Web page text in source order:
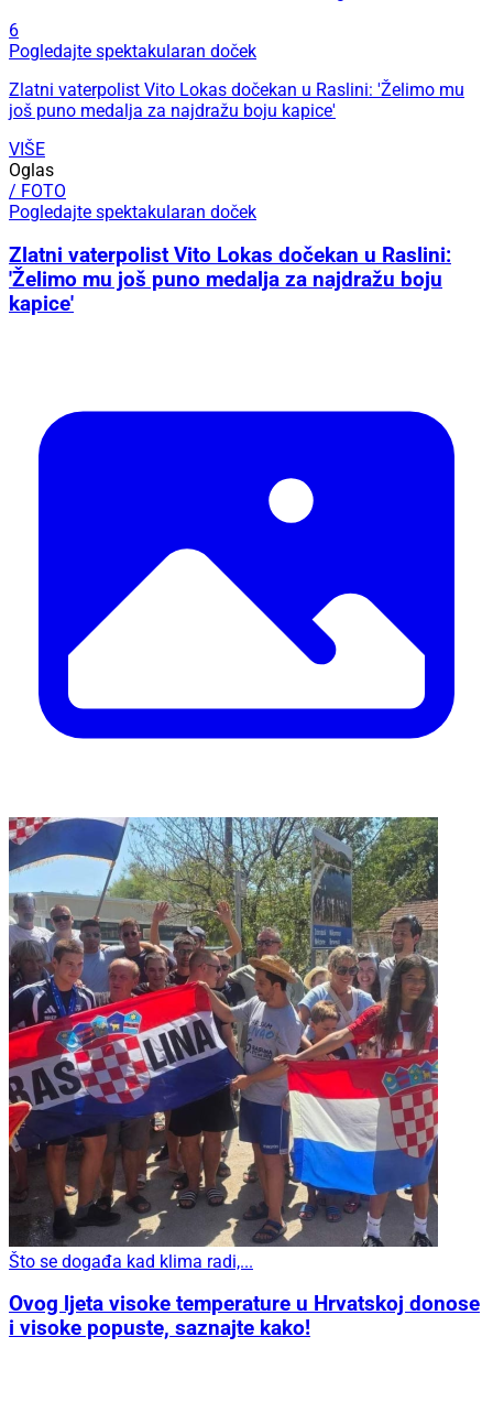
6
Pogledajte spektakularan doček
Zlatni vaterpolist Vito Lokas dočekan u Raslini: 'Želimo mu
još puno medalja za najdražu boju kapice'
VIŠE
Oglas
/ FOTO
Pogledajte spektakularan doček
Zlatni vaterpolist Vito Lokas dočekan u Raslini:
'Želimo mu još puno medalja za najdražu boju
kapice'
Što se događa kad klima radi,...
Ovog ljeta visoke temperature u Hrvatskoj donose
i visoke popuste, saznajte kako!